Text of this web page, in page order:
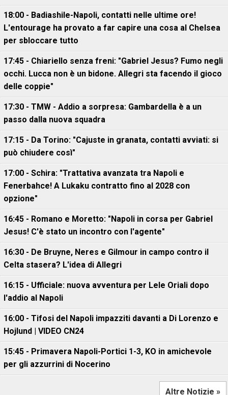
18:00 - Badiashile-Napoli, contatti nelle ultime ore!
L'entourage ha provato a far capire una cosa al Chelsea
per sbloccare tutto
17:45 - Chiariello senza freni: "Gabriel Jesus? Fumo negli
occhi. Lucca non è un bidone. Allegri sta facendo il gioco
delle coppie"
17:30 - TMW - Addio a sorpresa: Gambardella è a un
passo dalla nuova squadra
17:15 - Da Torino: "Cajuste in granata, contatti avviati: si
può chiudere così"
17:00 - Schira: "Trattativa avanzata tra Napoli e
Fenerbahce! A Lukaku contratto fino al 2028 con
opzione"
16:45 - Romano e Moretto: "Napoli in corsa per Gabriel
Jesus! C'è stato un incontro con l'agente"
16:30 - De Bruyne, Neres e Gilmour in campo contro il
Celta stasera? L'idea di Allegri
16:15 - Ufficiale: nuova avventura per Lele Oriali dopo
l'addio al Napoli
16:00 - Tifosi del Napoli impazziti davanti a Di Lorenzo e
Hojlund | VIDEO CN24
15:45 - Primavera Napoli-Portici 1-3, KO in amichevole
per gli azzurrini di Nocerino
Altre Notizie »